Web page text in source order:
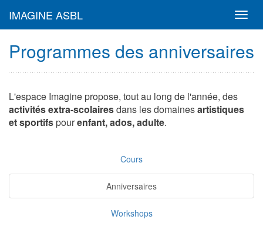
IMAGINE ASBL
Programmes des anniversaires
L'espace Imagine propose, tout au long de l'année, des
activités extra-scolairesdans les domainesartistiques
et sportifspourenfant, ados, adulte.
Cours
Anniversaires
Workshops